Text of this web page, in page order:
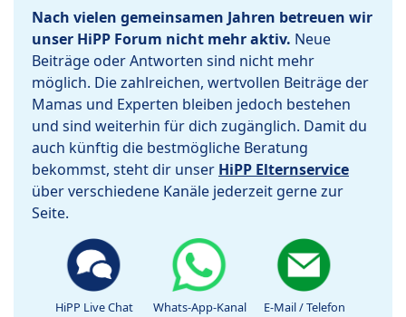
Nach vielen gemeinsamen Jahren betreuen wir
unser HiPP Forum nicht mehr aktiv. Neue
Beiträge oder Antworten sind nicht mehr
möglich. Die zahlreichen, wertvollen Beiträge der
Mamas und Experten bleiben jedoch bestehen
und sind weiterhin für dich zugänglich. Damit du
auch künftig die bestmögliche Beratung
bekommst, steht dir unser HiPP Elternservice
über verschiedene Kanäle jederzeit gerne zur
Seite.
HiPP Live Chat Whats-App-Kanal E-Mail / Telefon